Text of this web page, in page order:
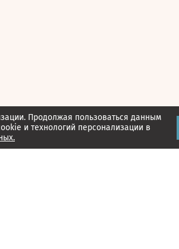
Продолжая пользоваться данным
и технологий персонализации в